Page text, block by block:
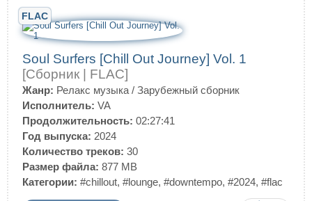
FLAC
Soul Surfers [Chill Out Journey] Vol. 1
[Сборник | FLAC]
Жанр: Релакс музыка / Зарубежный сборник
Исполнитель: VA
Продолжительность: 02:27:41
Год выпуска: 2024
Количество треков: 30
Размер файла: 877 MB
Категории: #chillout, #lounge, #downtempo, #2024, #flac